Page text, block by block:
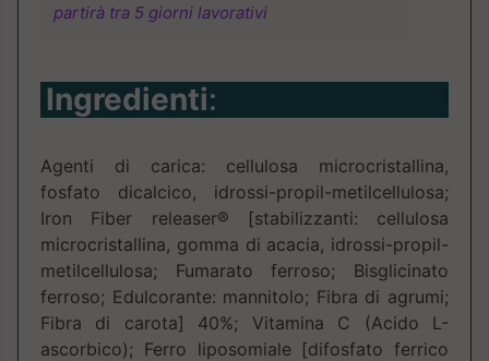
partirà tra 5 giorni lavorativi
Ingredienti:
Agenti di carica: cellulosa microcristallina,
fosfato dicalcico, idrossi-propil-metilcellulosa;
Iron Fiber releaser® [stabilizzanti: cellulosa
microcristallina, gomma di acacia, idrossi-propil-
metilcellulosa; Fumarato ferroso; Bisglicinato
ferroso; Edulcorante: mannitolo; Fibra di agrumi;
Fibra di carota] 40%; Vitamina C (Acido L-
ascorbico); Ferro liposomiale [difosfato ferrico